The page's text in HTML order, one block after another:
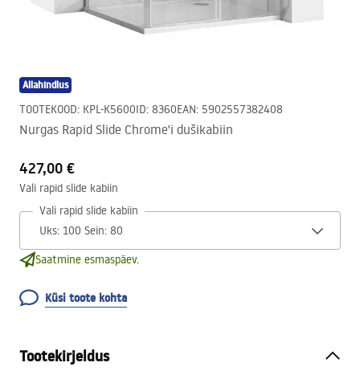
Allahindlus
TOOTEKOOD: KPL-K5600ID: 8360EAN: 5902557382408
Nurgas Rapid Slide Chrome'i dušikabiin
427,00 €
Vali rapid slide kabiin
Vali rapid slide kabiin
Saatmine esmaspäev.
Küsi toote kohta
Tootekirjeldus